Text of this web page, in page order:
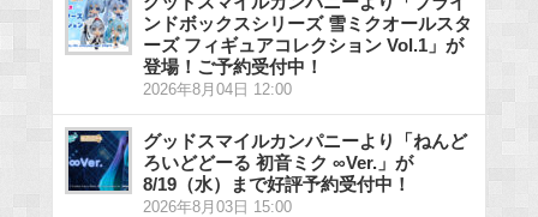
ンドボックスシリーズ 雪ミクオールスタ
ーズ フィギュアコレクション Vol.1」が
登場！ご予約受付中！
2026年8月04日 12:00
グッドスマイルカンパニーより「ねんど
ろいどどーる 初音ミク ∞Ver.」が
8/19（水）まで好評予約受付中！
2026年8月03日 15:00